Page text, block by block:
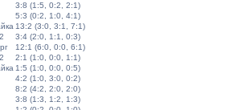
3:8 (1:5, 0:2, 2:1)
5:3 (0:2, 1:0, 4:1)
13:2 (3:0, 3:1, 7:1)
3:4 (2:0, 1:1, 0:3)
12:1 (6:0, 0:0, 6:1)
2:1 (1:0, 0:0, 1:1)
1:5 (1:0, 0:0, 0:5)
4:2 (1:0, 3:0, 0:2)
8:2 (4:2, 2:0, 2:0)
3:8 (1:3, 1:2, 1:3)